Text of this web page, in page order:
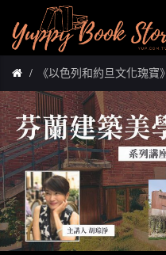
《以色列和約旦文化瑰寶》